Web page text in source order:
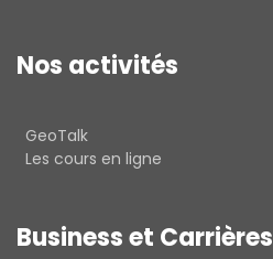
Nos activités
GeoTalk
Les cours en ligne
Business et Carrières